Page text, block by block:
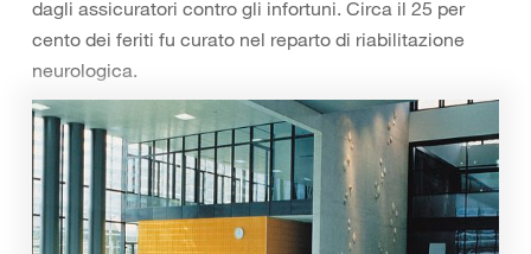
dagli assicuratori contro gli infortuni. Circa il 25 per
cento dei feriti fu curato nel reparto di riabilitazione
neurologica.